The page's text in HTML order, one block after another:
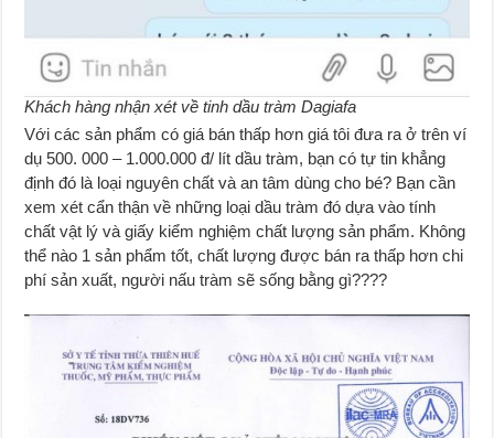
Khách hàng nhận xét về tinh dầu tràm Dagiafa
Với các sản phẩm có giá bán thấp hơn giá tôi đưa ra ở trên ví
dụ 500. 000 – 1.000.000 đ/ lít dầu tràm, bạn có tự tin khẳng
định đó là loại nguyên chất và an tâm dùng cho bé? Bạn cần
xem xét cẩn thận về những loại dầu tràm đó dựa vào tính
chất vật lý và giấy kiểm nghiệm chất lượng sản phẩm. Không
thể nào 1 sản phẩm tốt, chất lượng được bán ra thấp hơn chi
phí sản xuất, người nấu tràm sẽ sống bằng gì????